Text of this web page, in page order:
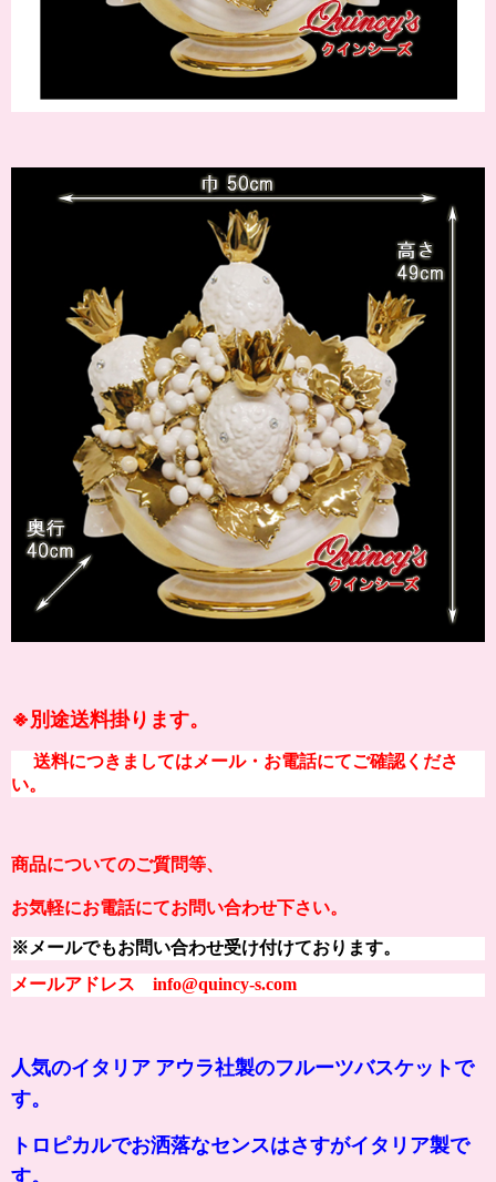
※別途送料掛ります。
送料につきましてはメール・お電話にてご確認くださ
い。
商品についてのご質問等、
お気軽にお電話にてお問い合わせ下さい。
※メールでもお問い合わせ受け付けております。
メールアドレス info@quincy-s.com
人気のイタリア アウラ社製のフルーツバスケットで
す。
トロピカルでお洒落なセンスはさすがイタリア製で
す。